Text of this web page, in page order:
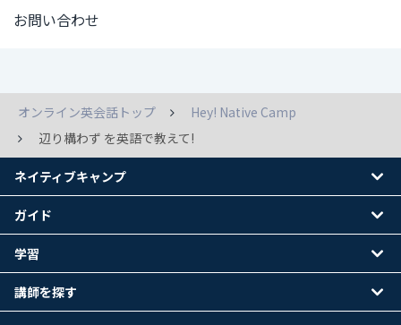
お問い合わせ
オンライン英会話トップ
Hey! Native Camp
辺り構わず を英語で教えて!
ネイティブキャンプ
ガイド
学習
講師を探す